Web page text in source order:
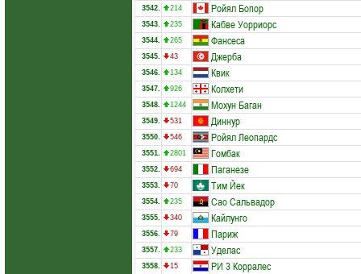
3542. 214 Ройял Бопор
3543. 235 Кабве Уорриорс
3544. 265 Фансеса
3545. 43 Джерба
3546. 134 Квик
3547. 926 Колхети
3548. 1244 Мохун Баган
3549. 531 Диннур
3550. 546 Ройял Леопардс
3551. 2801 Гомбак
3552. 694 Паганезе
3553. 70 Тим Йек
3554. 235 Сао Сальвадор
3555. 340 Кайлунго
3556. 79 Париж
3557. 233 Уделас
3558. 15 РИ 3 Корралес